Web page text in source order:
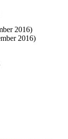
2016)
2016)